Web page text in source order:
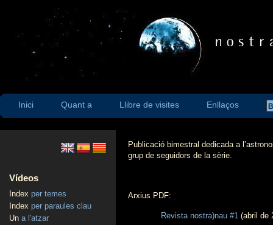
Inici Quant a Llibre de visites Enllaços
Publicació bimestral dedicada a
grup de seguidors de la sèrie.
Arxius PDF:
Revista nostra)nau #1 (abril de
Vídeos
Index per temes
Index per paraules clau
Un a l'atzar